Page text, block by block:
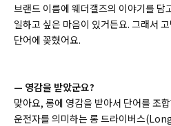
브랜드 이름에 웨더갤즈의 이야기를 담
일하고 싶은 마음이 있거든요. 그래서
단어에 꽂혔어요.
— 영감을 받았군요?
맞아요, 롱에 영감을 받아서 단어를 조
운전자를 의미하는 롱 드라이버스(